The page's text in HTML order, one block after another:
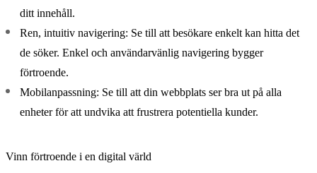
ditt innehåll.
Ren, intuitiv navigering: Se till att besökare enkelt kan hitta det
de söker. Enkel och användarvänlig navigering bygger
förtroende.
Mobilanpassning: Se till att din webbplats ser bra ut på alla
enheter för att undvika att frustrera potentiella kunder.
Vinn förtroende i en digital värld